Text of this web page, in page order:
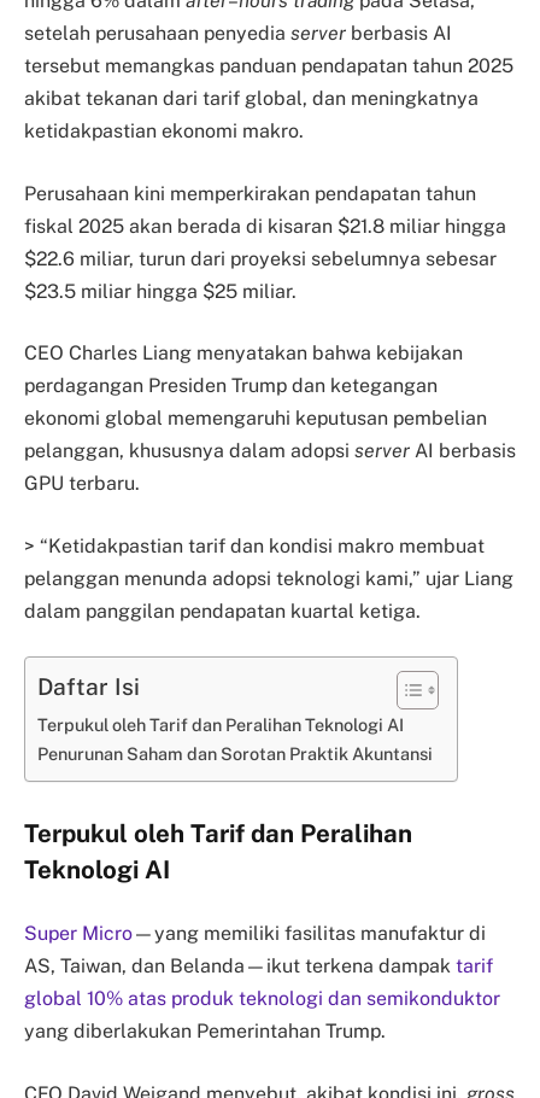
setelah perusahaan penyedia server berbasis AI
tersebut memangkas panduan pendapatan tahun 2025
akibat tekanan dari tarif global, dan meningkatnya
ketidakpastian ekonomi makro.
Perusahaan kini memperkirakan pendapatan tahun
fiskal 2025 akan berada di kisaran $21.8 miliar hingga
$22.6 miliar, turun dari proyeksi sebelumnya sebesar
$23.5 miliar hingga $25 miliar.
CEO Charles Liang menyatakan bahwa kebijakan
perdagangan Presiden Trump dan ketegangan
ekonomi global memengaruhi keputusan pembelian
pelanggan, khususnya dalam adopsi server AI berbasis
GPU terbaru.
> “Ketidakpastian tarif dan kondisi makro membuat
pelanggan menunda adopsi teknologi kami,” ujar Liang
dalam panggilan pendapatan kuartal ketiga.
Daftar Isi
Terpukul oleh Tarif dan Peralihan Teknologi AI
Penurunan Saham dan Sorotan Praktik Akuntansi
Terpukul oleh Tarif dan Peralihan
Teknologi AI
Super Micro—yang memiliki fasilitas manufaktur di
AS, Taiwan, dan Belanda—ikut terkena dampak tarif
global 10% atas produk teknologi dan semikonduktor
yang diberlakukan Pemerintahan Trump.